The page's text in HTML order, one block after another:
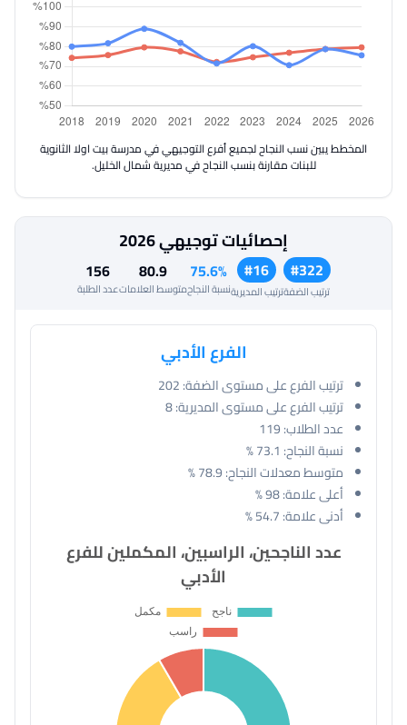
المخطط يبين نسب النجاح لجميع أفرع التوجيهي في مدرسة بيت اولا الثانوية
للبنات مقارنة بنسب النجاح في مديرية شمال الخليل.
إحصائيات توجيهي 2026
#322
ترتيب الضفة
#16
ترتيب المديرية
75.6%
نسبة النجاح
80.9
متوسط العلامات
156
عدد الطلبة
الفرع الأدبي
ترتيب الفرع على مستوى الضفة:202
ترتيب الفرع على مستوى المديرية:8
عدد الطلاب:119
نسبة النجاح: 73.1 %
متوسط معدلات النجاح:78.9 %
أعلى علامة:98 %
أدنى علامة:54.7 %
عدد الناجحين، الراسبين، المكملين للفرع
الأدبي